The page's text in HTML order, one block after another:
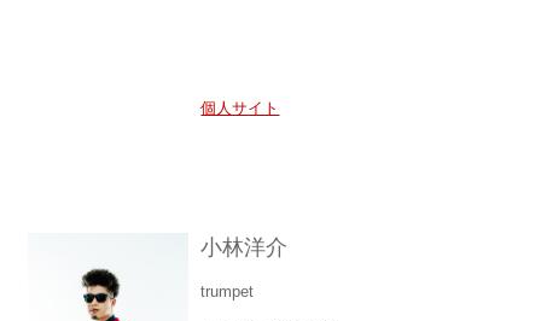
個人サイト
小林洋介
trumpet